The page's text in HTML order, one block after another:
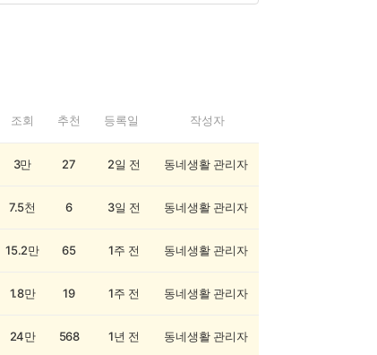
조회 추천 등록일 작성자
3만 27 2일 전 동네생활 관리자
7.5천 6 3일 전 동네생활 관리자
15.2만 65 1주 전 동네생활 관리자
1.8만 19 1주 전 동네생활 관리자
24만 568 1년 전 동네생활 관리자